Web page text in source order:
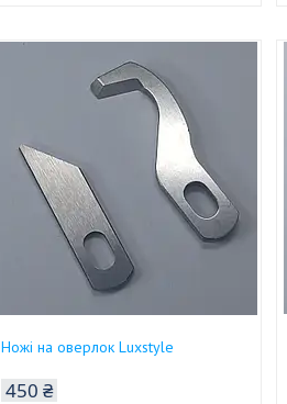
Ножі на оверлок Luxstyle
450 ₴